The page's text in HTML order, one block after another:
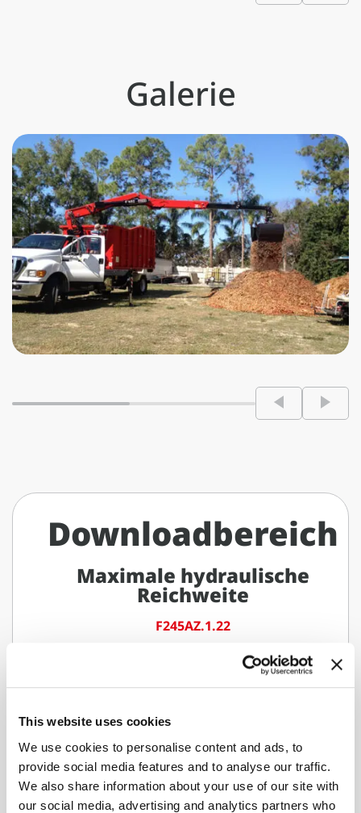
This website uses cookies
We use cookies to personalise content and ads, to
provide social media features and to analyse our traffic.
We also share information about your use of our site with
our social media, advertising and analytics partners who
Galerie
Downloadbereich
Maximale hydraulische
Reichweite
F245AZ.1.22
Laden Sie das vollständige Blatt herunter, auf
dem Sie alle Versionen und Konfigurationen
finden.
Download-Tabelle